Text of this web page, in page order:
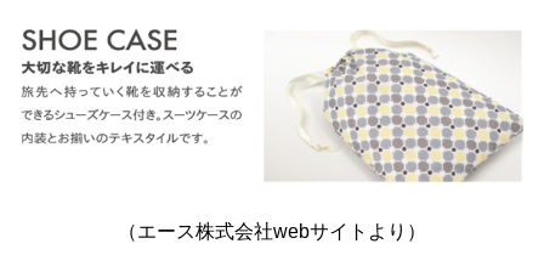
（エース株式会社webサイトより）